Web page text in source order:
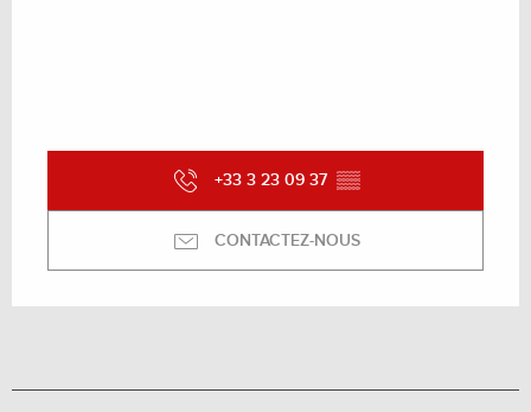
+33 3 23 09 37 ▒▒
CONTACTEZ-NOUS